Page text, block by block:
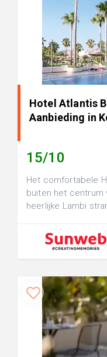
Hotel Atlantis
Aanbieding in
15/10
Het comfortabele
buiten het centrum
heerlijke Lambi